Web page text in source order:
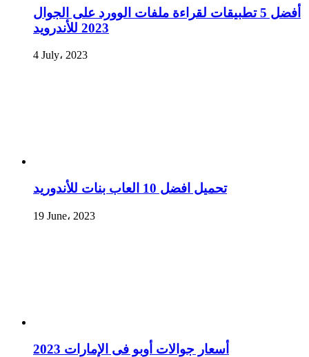
أفضل 5 تطبيقات لقراءة ملفات الوورد على الجوال
2023 للأندرويد
4 July، 2023
تحميل افضل 10 العاب بنات للأندوريد
19 June، 2023
أسعار جوالات أوبو فى الإمارات 2023